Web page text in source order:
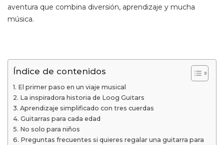
aventura que combina diversión, aprendizaje y mucha
música.
Índice de contenidos
El primer paso en un viaje musical
La inspiradora historia de Loog Guitars
Aprendizaje simplificado con tres cuerdas
Guitarras para cada edad
No solo para niños
Preguntas frecuentes si quieres regalar una guitarra para